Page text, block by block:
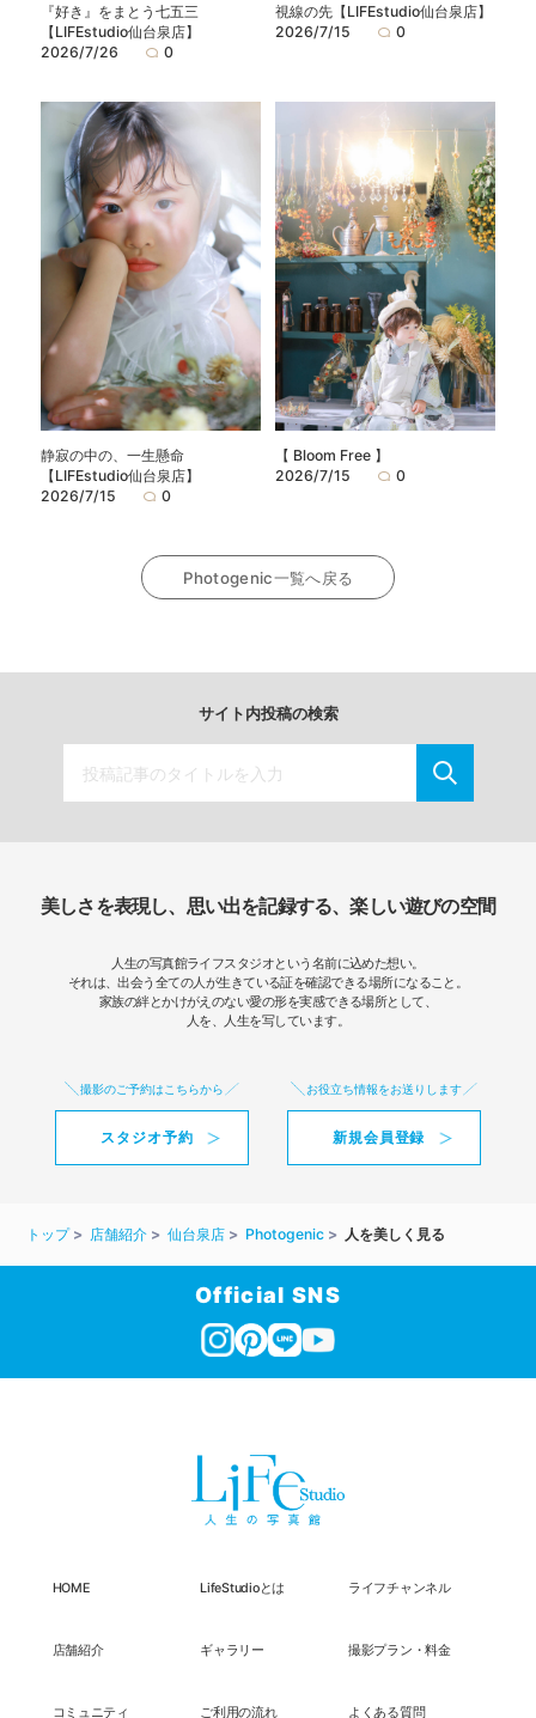
『好き』をまとう七五三
【LIFEstudio仙台泉店】
2026/7/26
0
視線の先【LIFEstudio仙台泉店】
2026/7/15
0
静寂の中の、一生懸命
【LIFEstudio仙台泉店】
2026/7/15
0
【 Bloom Free 】
2026/7/15
0
Photogenic一覧へ戻る
サイト内投稿の検索
美しさを表現し、思い出を記録する、楽しい遊びの空間
人生の写真館ライフスタジオという名前に込めた想い。
それは、出会う全ての人が生きている証を確認できる場所になること。
家族の絆とかけがえのない愛の形を実感できる場所として、
人を、人生を写しています。
撮影のご予約はこちらから
スタジオ予約
お役立ち情報をお送りします
新規会員登録
トップ 店舗紹介 仙台泉店 Photogenic 人を美しく見る
Official SNS
HOME LifeStudioとは ライフチャンネル
店舗紹介 ギャラリー 撮影プラン・料金
コミュニティ ご利用の流れ よくある質問